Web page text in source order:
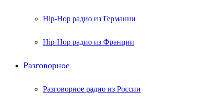
Hip-Hop радио из Германии
Hip-Hop радио из Франции
Разговорное
Разговорное радио из России